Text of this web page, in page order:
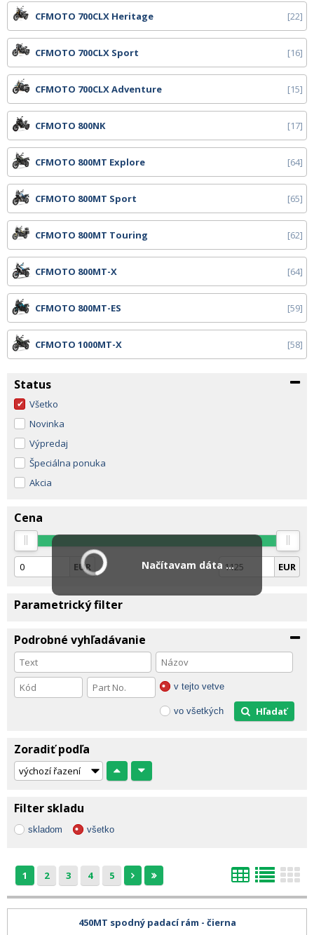
CFMOTO 700CLX Heritage 22
CFMOTO 700CLX Sport 16
CFMOTO 700CLX Adventure 15
CFMOTO 800NK 17
CFMOTO 800MT Explore 64
CFMOTO 800MT Sport 65
CFMOTO 800MT Touring 62
CFMOTO 800MT-X 64
CFMOTO 800MT-ES 59
CFMOTO 1000MT-X 58
Status
Všetko
Novinka
Výpredaj
Špeciálna ponuka
Akcia
Cena
EUR EUR
Parametrický filter
Podrobné vyhľadávanie
v tejto vetve
vo všetkých Hľadať
Zoradiť podľa
Filter skladu
skladom všetko
1 2 3 4 5
450MT spodný padací rám - čierna
Načítavam dáta ...